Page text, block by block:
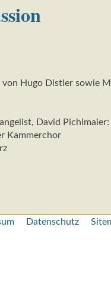
von Hugo Distler sowie
David
Kammerchor
Datenschutz